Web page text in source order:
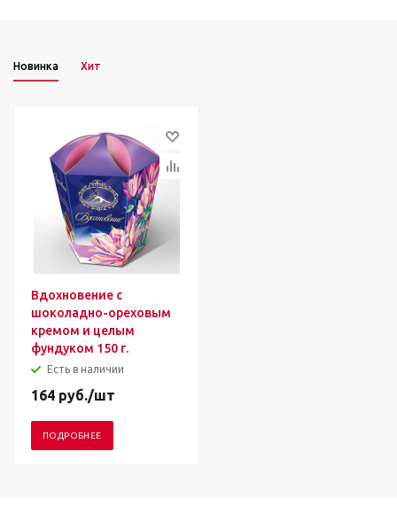
Новинка Хит
Вдохновение с
шоколадно-ореховым
кремом и целым
фундуком 150 г.
Есть в наличии
164 руб./шт
ПОДРОБНЕЕ